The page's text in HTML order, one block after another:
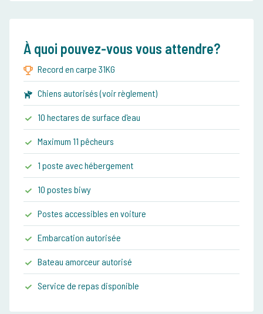
À quoi pouvez-vous vous attendre?
Record en carpe 31KG
Chiens autorisés (voir règlement)
10 hectares de surface d'eau
Maximum 11 pêcheurs
1 poste avec hébergement
10 postes biwy
Postes accessibles en voiture
Embarcation autorisée
Bateau amorceur autorisé
Service de repas disponible